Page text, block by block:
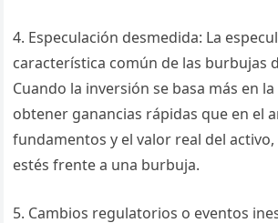
4. Especulación desmedida: La
característica común de las burbujas
Cuando la inversión se basa más en
obtener ganancias rápidas que en el
fundamentos y el valor real del
estés frente a una burbuja.
5. Cambios regulatorios o eventos